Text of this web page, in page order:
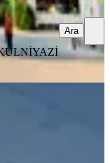
NİYAZİ
Ara